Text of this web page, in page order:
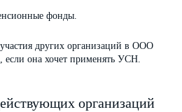
фонды.
других организаций в ООО
она хочет применять УСН.
организаций